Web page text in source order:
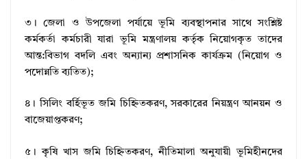
৩। জেলা ও উপজেলা পর্যায়ে ভূমি ব্যবস্থাপনার সাথে সংশ্লিষ্ট
কর্মকর্তা কর্মচারী যারা ভূমি মন্ত্রণালয় কর্তৃক নিয়োগকৃত তাদের
আন্ত:বিভাগ বদলি এবং অন্যান্য প্রশাসনিক কার্যক্রম (নিয়োগ ও
পদোন্নতি ব্যতিত);
৪। সিলিং বর্হিভূত জমি চিহ্নিতকরণ, সরকারের নিয়ন্ত্রণ আনয়ন ও
বাজেয়াপ্তকরণ;
৫। কৃষি খাস জমি চিহ্নিতকরণ, নীতিমালা অনুযায়ী ভূমিহীনদের